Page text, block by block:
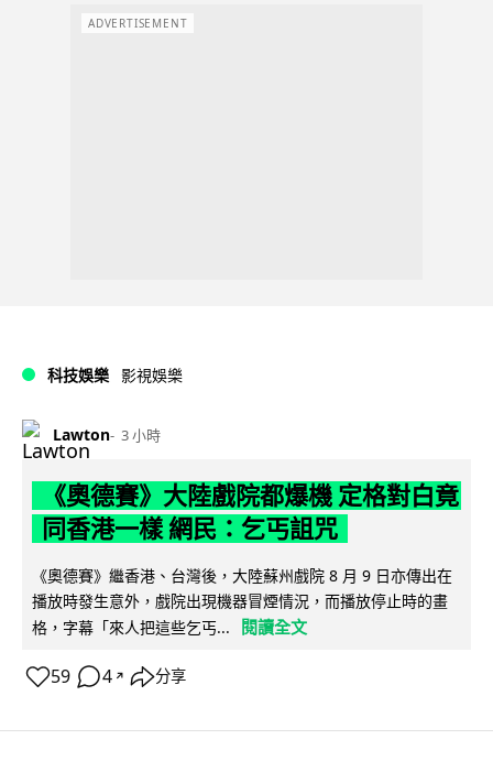
ADVERTISEMENT
科技娛樂 影視娛樂
Lawton 3 小時
《奧德賽》大陸戲院都爆機 定格對白竟
同香港一樣 網民：乞丐詛咒
《奧德賽》繼香港、台灣後，大陸蘇州戲院 8 月 9 日亦傳出在
播放時發生意外，戲院出現機器冒煙情況，而播放停止時的畫
格，字幕「來人把這些乞丐...
閱讀全文
59 4 ↗ 分享